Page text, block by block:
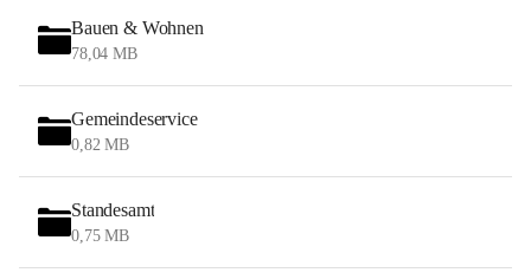
Bauen & Wohnen
78,04 MB
Gemeindeservice
0,82 MB
Standesamt
0,75 MB